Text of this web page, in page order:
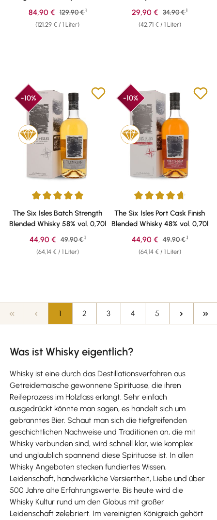
0,70l
(121,29 € / 1 Liter)
Verkaufspreis:
84,90 € Regulärer Preis:
129,90 € 1
(42,71 € / 1 Liter)
Verkaufspreis:
29,90 € Regulärer Preis:
34,90 € 1
-10%
Durchschnittliche Bewertung von 5 von 5 Sternen
The Six Isles Batch Strength
Blended Whisky 58% vol. 0,70l
(64,14 € / 1 Liter)
Verkaufspreis:
44,90 € Regulärer Preis:
49,90 € 1
-10%
Durchschnittliche Bewertung
The Six Isles Port Cask Finish
Blended Whisky 48% vol. 0,70l
(64,14 € / 1 Liter)
Verkaufspreis:
44,90 € Regulärer Preis:
49,90 € 1
Seite
1 Seite
2 Seite
3 Seite
4 Seite
5
Was ist Whisky eigentlich?
Whisky ist eine durch das Destillationsverfahren aus
Getreidemaische gewonnene Spirituose, die ihren
Reifeprozess im Holzfass erlangt. Sehr einfach
ausgedrückt könnte man sagen, es handelt sich um
gebranntes Bier. Schaut man sich die tiefgreifenden
geschichtlichen Nachweise und Traditionen an, die mit
Whisky verbunden sind, wird schnell klar, wie komplex
und unglaublich spannend diese Spirituose ist. In allen
Whisky Angeboten stecken fundiertes Wissen,
Leidenschaft, handwerkliche Versiertheit, Liebe und über
500 Jahre alte Erfahrungswerte. Bis heute wird die
Whisky Kultur rund um den Globus mit großer
Leidenschaft zelebriert. Im vereinigten Königreich gehört